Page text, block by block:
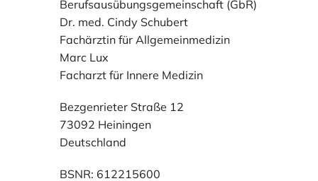
Berufsausübungsgemeinschaft (GbR)
Dr. med. Cindy Schubert
Fachärztin für Allgemeinmedizin
Marc Lux
Facharzt für Innere Medizin
Bezgenrieter Straße 12
73092 Heiningen
Deutschland
BSNR: 612215600